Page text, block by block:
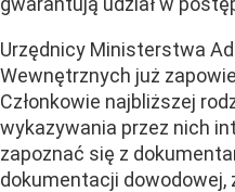
Urzędnicy Ministerstwa
Wewnętrznych już
Członkowie najbliższej
wykazywania przez nich
zapoznać się z
dokumentacji dowodowej,